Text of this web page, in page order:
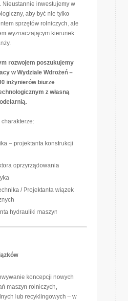
Nieustannie inwestujemy w
aby być nie tylko
sprzętów rolniczych, ale
wyznaczającym kierunek
rozwojem poszukujemy
w Wydziale Wdrożeń –
inżynierów biurze
z własną
– projektanta konstrukcji
oprzyrządowania
/ Projektanta wiązek
hydrauliki maszyn
koncepcji nowych
maszyn rolniczych,
lub recyklingowych – w